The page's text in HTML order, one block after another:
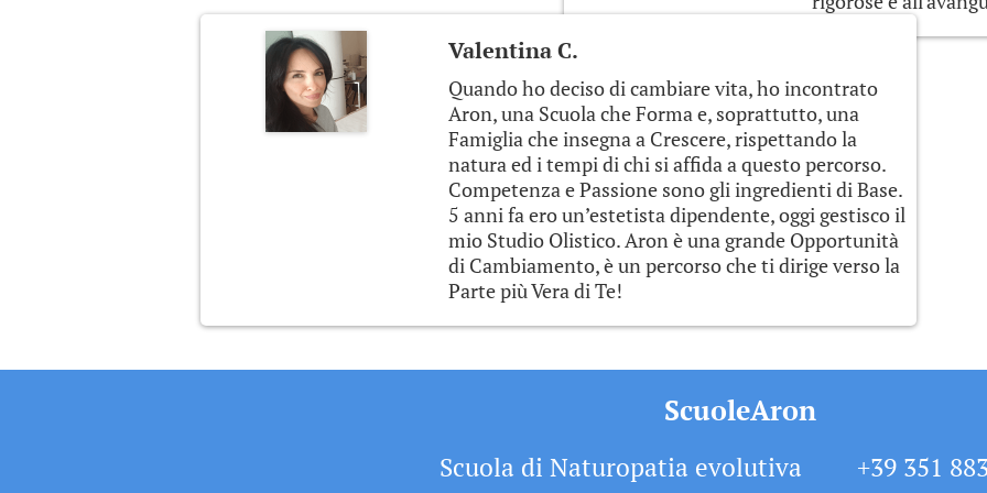
Valentina C.
Quando ho deciso di cambiare vita, ho incontrato
Aron, una Scuola che Forma e, soprattutto, una
Famiglia che insegna a Crescere, rispettando la
natura ed i tempi di chi si affida a questo percorso.
Competenza e Passione sono gli ingredienti di Base.
5 anni fa ero un’estetista dipendente, oggi gestisco il
mio Studio Olistico. Aron è una grande Opportunità
di Cambiamento, è un percorso che ti dirige verso la
Parte più Vera di Te!
ScuoleAron
Scuola di Naturopatia evolutiva +39 351